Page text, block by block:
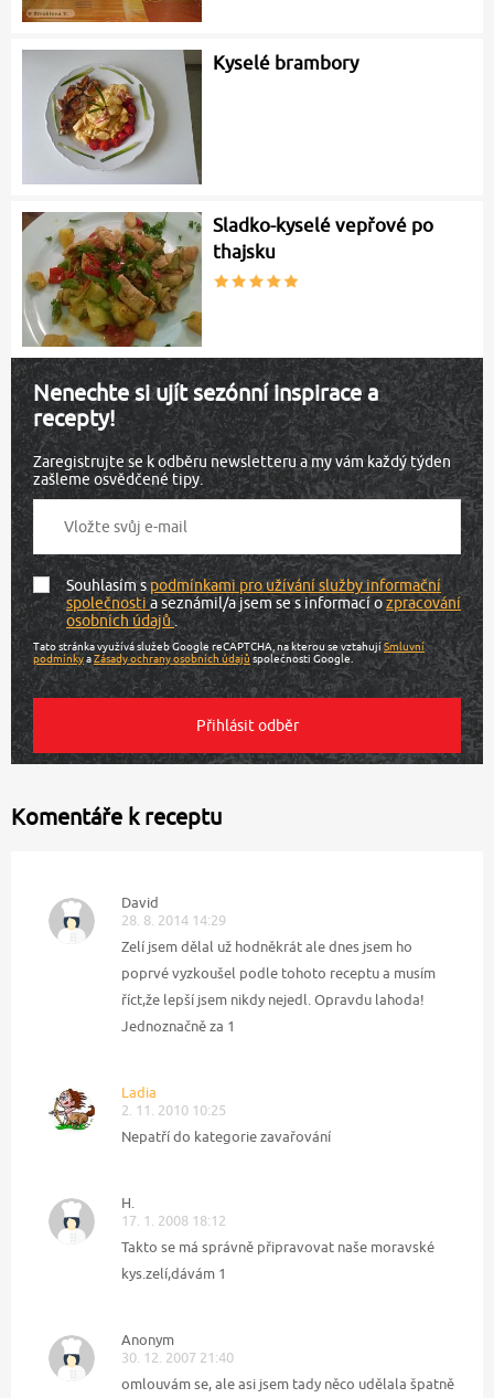
Kyselé brambory
Sladko-kyselé vepřové po
thajsku
Nenechte si ujít sezónní inspirace a
recepty!
Zaregistrujte se k odběru newsletteru a my vám každý týden
zašleme osvědčené tipy.
Souhlasím spodmínkami pro užívání služby informační
společnostia seznámil/a jsem se s informací ozpracování
osobních údajů.
Tato stránka využívá služeb Google reCAPTCHA, na kterou se vztahujíSmluvní
podmínkyaZásady ochrany osobních údajů společnosti Google.
Komentáře k receptu
David
28. 8. 2014 14:29
Zelí jsem dělal už hodněkrát ale dnes jsem ho
poprvé vyzkoušel podle tohoto receptu a musím
říct,že lepší jsem nikdy nejedl. Opravdu lahoda!
Jednoznačně za 1
Ladia
2. 11. 2010 10:25
Nepatří do kategorie zavařování
H.
17. 1. 2008 18:12
Takto se má správně připravovat naše moravské
kys.zelí,dávám 1
Anonym
30. 12. 2007 21:40
omlouvám se, ale asi jsem tady něco udělala špatně